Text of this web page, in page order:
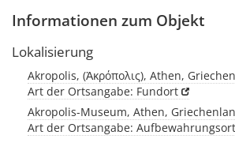
Informationen zum Objekt
Lokalisierung
Akropolis, (Ἀκρόπολις), Athen,
Art der Ortsangabe: Fundort
Akropolis-Museum, Athen,
Art der Ortsangabe: Aufbewahrungsort